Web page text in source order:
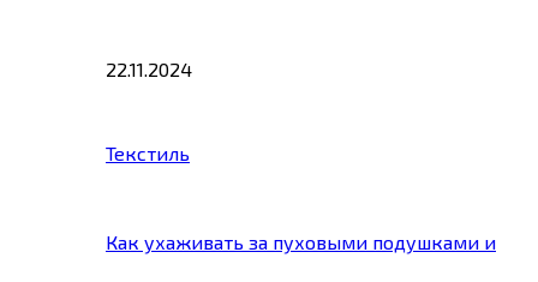
22.11.2024
Текстиль
Как ухаживать за пуховыми подушками и